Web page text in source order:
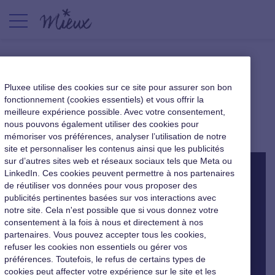
Le stress au travail réduit
l’espérance de vie
|10 décembre 2015
Pluxee utilise des cookies sur ce site pour assurer son bon
fonctionnement (cookies essentiels) et vous offrir la
meilleure expérience possible. Avec votre consentement,
nous pouvons également utiliser des cookies pour
mémoriser vos préférences, analyser l’utilisation de notre
site et personnaliser les contenus ainsi que les publicités
sur d’autres sites web et réseaux sociaux tels que Meta ou
LinkedIn. Ces cookies peuvent permettre à nos partenaires
de réutiliser vos données pour vous proposer des
publicités pertinentes basées sur vos interactions avec
notre site. Cela n'est possible que si vous donnez votre
consentement à la fois à nous et directement à nos
partenaires. Vous pouvez accepter tous les cookies,
refuser les cookies non essentiels ou gérer vos
préférences. Toutefois, le refus de certains types de
cookies peut affecter votre expérience sur le site et les